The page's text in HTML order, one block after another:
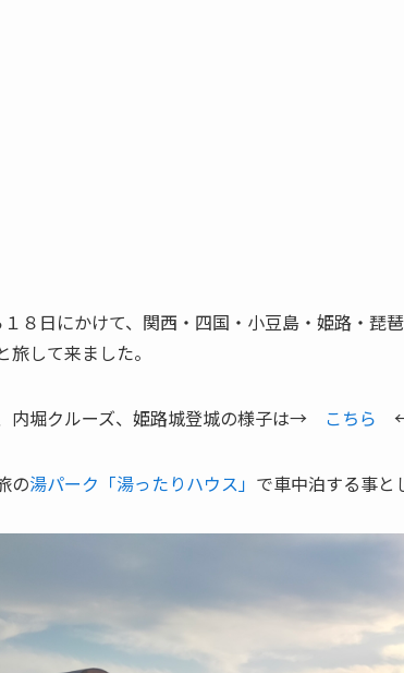
８日にかけて、関西・四国・小豆島・姫路・琵
して来ました。
内堀クルーズ、姫路城登城の様子は→ こちら ←
の湯パーク「湯ったりハウス」 で車中泊する事と